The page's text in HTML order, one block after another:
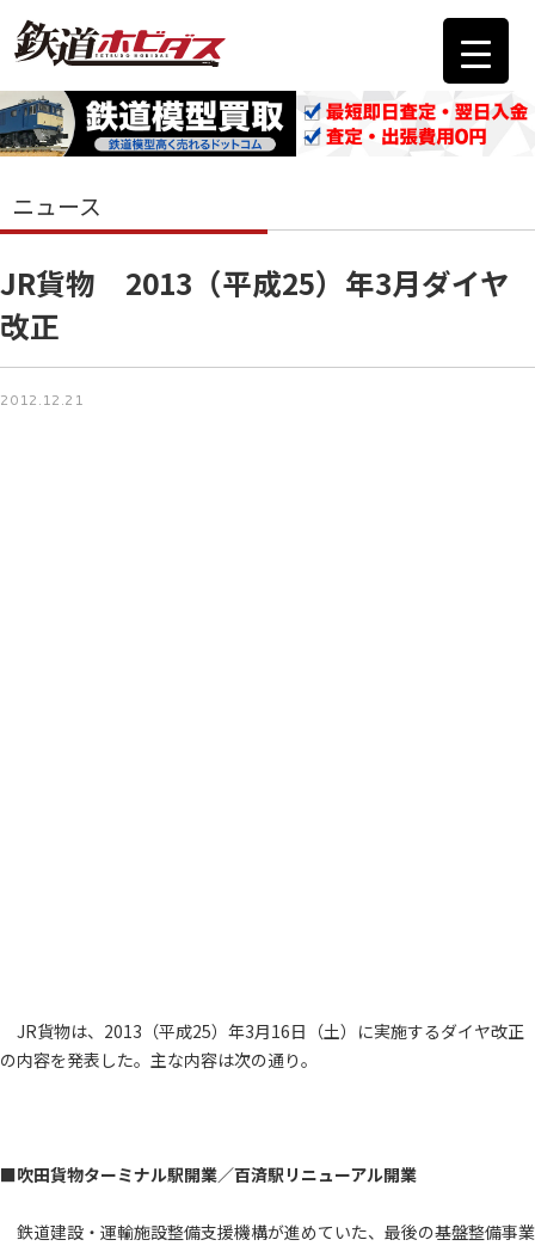
ニュース
JR貨物 2013（平成25）年3月ダイヤ
改正
2012.12.21
JR貨物は、2013（平成25）年3月16日（土）に実施するダイヤ改正
の内容を発表した。主な内容は次の通り。
■吹田貨物ターミナル駅開業／百済駅リニューアル開業
鉄道建設・運輸施設整備支援機構が進めていた、最後の基盤整備事業